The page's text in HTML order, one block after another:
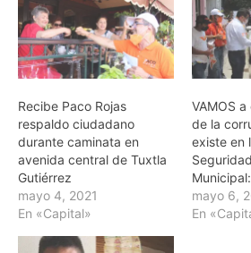
Recibe Paco Rojas
respaldo ciudadano
durante caminata en
avenida central de Tuxtla
Gutiérrez
mayo 4, 2021
En «Capital»
VAMOS
de la
existe en
mayo 6,
En